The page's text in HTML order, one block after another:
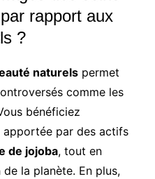
rapport aux
?
naturelspermet
comme les
bénéficiez
apportée par des actifs
de jojoba, tout en
la planète. En plus,